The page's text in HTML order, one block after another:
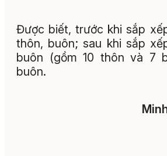
Được biết, trước khi sắp
thôn, buôn; sau khi sắp
buôn (gồm 10 thôn và 7
buôn.